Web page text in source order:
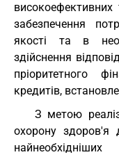
високоефективних
забезпечення
якості та в
здійснення
пріоритетного
кредитів,
З метою
охорону здоров'я